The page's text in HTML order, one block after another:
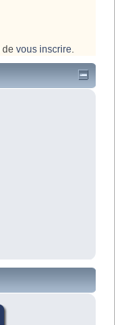
de vous inscrire.